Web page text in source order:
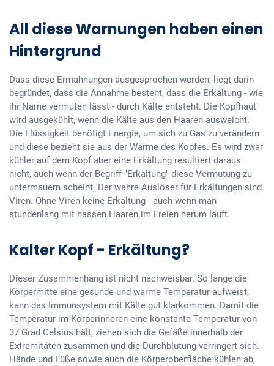
All diese Warnungen haben einen
Hintergrund
Dass diese Ermahnungen ausgesprochen werden, liegt darin
begründet, dass die Annahme besteht, dass die Erkältung - wie
ihr Name vermuten lässt - durch Kälte entsteht. Die Kopfhaut
wird ausgekühlt, wenn die Kälte aus den Haaren ausweicht.
Die Flüssigkeit benötigt Energie, um sich zu Gas zu verändern
und diese bezieht sie aus der Wärme des Kopfes. Es wird zwar
kühler auf dem Kopf aber eine Erkältung resultiert daraus
nicht, auch wenn der Begriff "Erkältung" diese Vermutung zu
untermauern scheint. Der wahre Auslöser für Erkältungen sind
Viren. Ohne Viren keine Erkältung - auch wenn man
stundenlang mit nassen Haaren im Freien herum läuft.
Kalter Kopf - Erkältung?
Dieser Zusammenhang ist nicht nachweisbar. So lange die
Körpermitte eine gesunde und warme Temperatur aufweist,
kann das Immunsystem mit Kälte gut klarkommen. Damit die
Temperatur im Körperinneren eine konstante Temperatur von
37 Grad Celsius hält, ziehen sich die Gefäße innerhalb der
Extremitäten zusammen und die Durchblutung verringert sich.
Hände und Füße sowie auch die Körperoberfläche kühlen ab,